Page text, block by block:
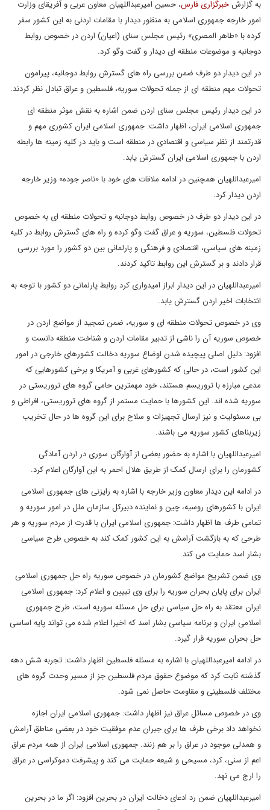
به گزارشخبرگزاری فارس، حسین امیرعبداللهیان معاون عربی و آفریقای وزارت
امور خارجه جمهوری اسلامی به منظور دیدار با مقامات اردنی به این کشور سفر
کرده با «طاهر المصری» رئیس مجلس سنای (اعیان) اردن در خصوص روابط
دوجانبه و موضوعات منطقه ای دیدار و گفت وگو کرد.
در این دیدار دو طرف ضمن بررسی راه های گسترش روابط دوجانبه، پیرامون
تحولات مهم منطقه ای از جمله تحولات سوریه، فلسطین و عراق تبادل نظر کردند.
در این دیدار رئیس مجلس سنای اردن ضمن اشاره به نقش موثر منطقه ای
جمهوری اسلامی ایران، اظهار داشت: جمهوری اسلامی ایران کشوری مهم و
قدرتمند از نظر سیاسی و اقتصادی در منطقه است و باید در کلیه زمینه ها رابطه
اردن با جمهوری اسلامی ایران گسترش یابد.
امیرعبداللهیان همچنین در ادامه ملاقات های خود با «ناصر جوده» وزیر خارجه
اردن دیدار کرد.
در این دیدار دو طرف در خصوص روابط دوجانبه و تحولات منطقه ای به خصوص
تحولات فلسطین، سوریه و عراق گفت وگو کرده و راه های گسترش روابط در کلیه
زمینه های سیاسی، اقتصادی و فرهنگی و پارلمانی بین دو کشور را مورد بررسی
قرار دادند و بر گسترش این روابط تاکید کردند.
امیرعبداللهیان در این دیدار ابراز امیدواری کرد روابط پارلمانی دو کشور با توجه به
انتخابات اخیر اردن گسترش یابد.
وی در خصوص تحولات منطقه ای و سوریه، ضمن تمجید از مواضع اردن در
خصوص سوریه آن را ناشی از تدبیر مقامات اردن و شناخت منطقه دانست و
افزود: دلیل اصلی پیچیده شدن اوضاع سوریه دخالت کشورهای خارجی در امور
این کشور است، در حالی که کشورهای غربی و آمریکا و برخی کشورهایی که
مدعی مبارزه با تروریسم هستند، خود مهمترین حامی گروه های تروریستی در
سوریه شده اند. این کشورها با حمایت مستمر از گروه های تروریستی، افراطی و
بی مسئولیت و نیز ارسال تجهیزات و سلاح برای این گروه ها در حال تخریب
زیربناهای کشور سوریه می باشند.
امیرعبداللهیان با اشاره به حضور بعضی از آوارگان سوری در اردن آمادگی
کشورمان را برای ارسال کمک از طریق هلال احمر به این آوارگان اعلام کرد.
در ادامه این دیدار معاون وزیر خارجه با اشاره به رایزنی های جمهوری اسلامی
ایران با کشورهای روسیه، چین و نماینده دبیرکل سازمان ملل در امور سوریه و
تمامی طرف ها اظهار داشت: جمهوری اسلامی ایران با قدرت از مردم سوریه و هر
طرحی که به بازگشت آرامش به این کشور کمک کند به خصوص طرح سیاسی
بشار اسد حمایت می کند.
وی ضمن تشریح مواضع کشورمان در خصوص سوریه راه حل جمهوری اسلامی
ایران برای پایان بحران سوریه را برای وی تبیین و اعلام کرد: جمهوری اسلامی
ایران معتقد به راه حل سیاسی برای حل مسئله سوریه است، طرح جمهوری
اسلامی ایران و برنامه سیاسی بشار اسد که اخیرا اعلام شده می تواند پایه اساسی
حل بحران سوریه قرار گیرد.
در ادامه امیرعبداللهیان با اشاره به مسئله فلسطین اظهار داشت: تجربه شش دهه
گذشته ثابت کرد که موضوع حقوق مردم فلسطین جز از مسیر وحدت گروه های
مختلف فلسطینی و مقاومت حاصل نمی شود.
وی در خصوص مسائل عراق نیز اظهار داشت: جمهوری اسلامی ایران اجازه
نخواهد داد برخی طرف ها برای جبران عدم موفقیت خود در بعضی مناطق آرامش
و همدلی موجود در عراق را بر هم زنند. جمهوری اسلامی ایران از همه مردم عراق
اعم از سنی، کرد، مسیحی و شیعه حمایت می کند و پیشرفت دموکراسی در عراق
را ارج می نهد.
امیرعبداللهیان ضمن رد ادعای دخالت ایران در بحرین افزود: اگر ما در بحرین